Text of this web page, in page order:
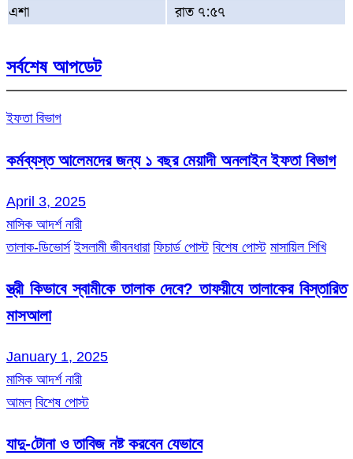
এশা
রাত ৭:৫৭
সর্বশেষ আপডেট
ইফতা বিভাগ
কর্মব্যস্ত আলেমদের জন্য ১ বছর মেয়াদী অনলাইন ইফতা বিভাগ
April 3, 2025
মাসিক আদর্শ নারী
তালাক-ডিভোর্স ইসলামী জীবনধারা ফিচার্ড পোস্ট বিশেষ পোস্ট মাসায়িল শিখি
স্ত্রী কিভাবে স্বামীকে তালাক দেবে? তাফয়ীযে তালাকের বিস্তারিত
মাসআলা
January 1, 2025
মাসিক আদর্শ নারী
আমল বিশেষ পোস্ট
যাদু-টোনা ও তাবিজ নষ্ট করবেন যেভাবে